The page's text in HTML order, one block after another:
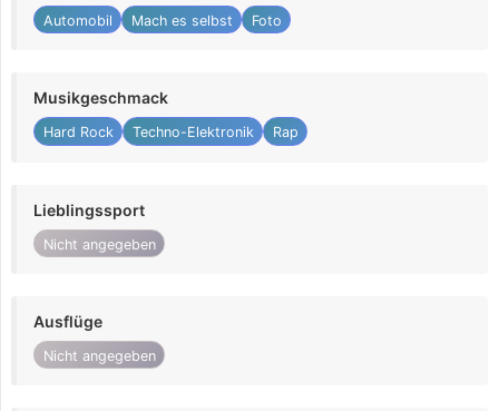
Automobil Mach es selbst Foto
Musikgeschmack
Hard Rock Techno-Elektronik Rap
Lieblingssport
Nicht angegeben
Ausflüge
Nicht angegeben